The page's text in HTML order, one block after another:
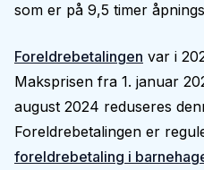
som er på 9,5 timer
Foreldrebetalingen var i
Maksprisen fra 1. januar
august 2024 reduseres
Foreldrebetalingen er
foreldrebetaling i